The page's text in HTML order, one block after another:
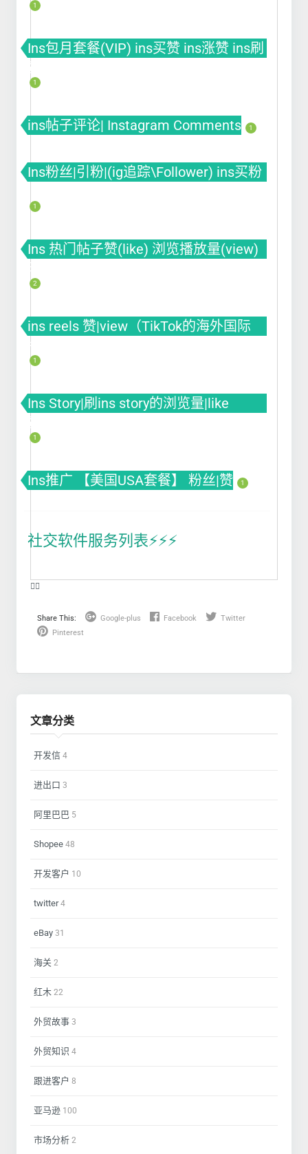
1
Ins包月套餐(VIP) ins买赞 ins涨赞 ins刷
赞
1
ins帖子评论| Instagram Comments 1
Ins粉丝|引粉|(ig追踪\Follower) ins买粉
1
Ins 热门帖子赞(like) 浏览播放量(view)
曝光(impression)
2
ins reels 赞|view（TikTok的海外国际
版）
1
Ins Story|刷ins story的浏览量|like
赞|impression曝光|投票Poll
1
Ins推广 【美国USA套餐】 粉丝|赞 1
社交软件服务列表⚡️⚡️⚡️
❤️‍🔥
Share This: Google-plus Facebook
Twitter
Pinterest
文章分类
开发信 4
进出口 3
阿里巴巴 5
Shopee 48
开发客户 10
twitter4
eBay 31
海关 2
红木 22
外贸故事 3
外贸知识 4
跟进客户 8
亚马逊 100
市场分析 2